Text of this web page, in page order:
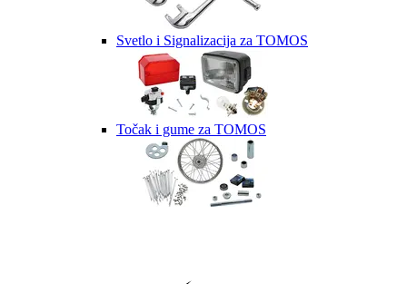
Svetlo i Signalizacija za TOMOS
Točak i gume za TOMOS